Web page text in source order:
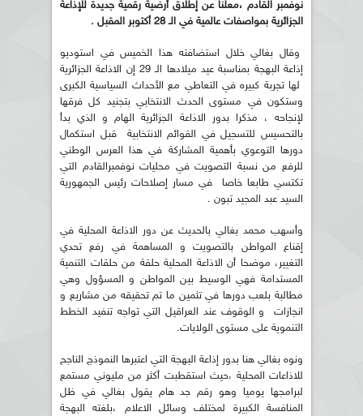
نوفمبر القادم ،معلنا عن إطلاق أرضية رقمية جديدة للإذاعة
الجزائرية بمواصفات عالمية في الـ 28 أكتوبر المقبل .
وقال بغالي خلال استضافته هذا الخميس في استوديو
إذاعة البهجة بمناسبة عيد ميلادها الـ 29 إن الاذاعة الجزائرية
لها تجربة كبيره في التعاطي مع الأحداث السياسية الكبرى
وستكون في مستوى الحدث الانتخابي بتجنيد كل فرقها
لإنجاحه ، مذكرا بدور الاذاعة الجزائرية الهام و الذي بدأ
بالتحسيس للتسجيل في القوائم الانتخابية قبل استكمال
دورها التوعوي بأهمية المشاركة في هذا العرس الوطني
للرفع من نسبة التصويت في محليات نوفمبرالقادم التي
تكتسي طابعا خاصا في مسار إصلاحات رئيس الجمهورية
السيد عبد المجيد تبون .
وأسهب محمد بغالي بالحديث عن دور الاذاعة المحلية في
إقناع المواطن بالتصويت و المساهمة في رفع تحدي
التغيير، موضحا أن الاذاعة المحلية حلقة من حلقات التنمية
المستدامة فهي الوسيط بين المواطن و المسؤول وهي
مطالبة بلعب دورها في تثمين ما تم تحقيقه من مشاريع و
انجازات و الوقوف عند العراقيل التي تواجه تنفيد الخطط
التنموية على مستوى الولايات.
ونوه بغالي هنا بدور إذاعة البهجة التي اعتبرها النموذج الناجح
للاذاعات المحلية ،حيث استقطبت أكثر من مليوني مستمع
لبرامجها يوميا وهو رقم جد هام يقول بغالي في ظل
المنافسة الكبيرة لمختلف وسائل الاعلام ،بلغته البهجة